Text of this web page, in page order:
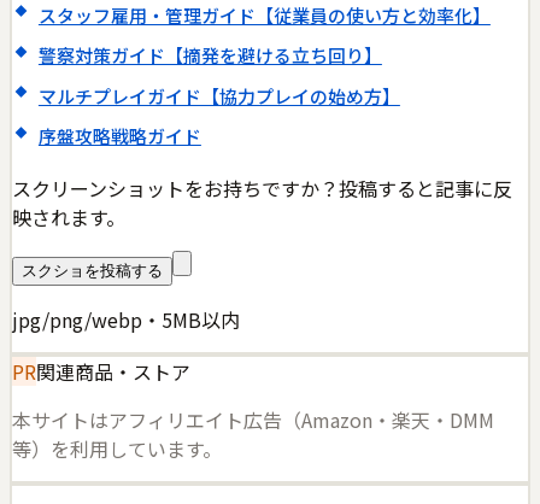
スタッフ雇用・管理ガイド【従業員の使い方と効率化】
警察対策ガイド【摘発を避ける立ち回り】
マルチプレイガイド【協力プレイの始め方】
序盤攻略戦略ガイド
スクリーンショットをお持ちですか？投稿すると記事に反
映されます。
スクショを投稿する
jpg/png/webp・5MB以内
PR関連商品・ストア
本サイトはアフィリエイト広告（Amazon・楽天・DMM
等）を利用しています。